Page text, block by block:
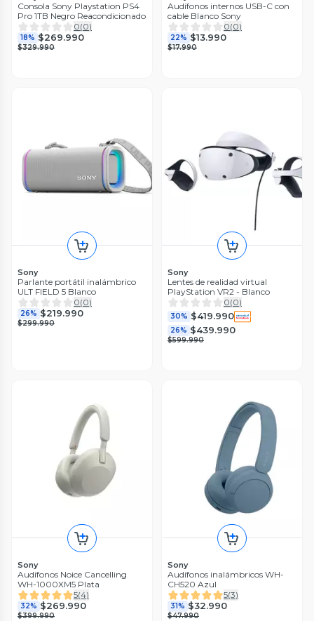
Consola Sony Playstation PS4
Pro 1TB Negro Reacondicionado
0(0)
18% $269.990
$329.990
Audífonos internos USB-C con
cable Blanco Sony
0(0)
22% $13.990
$17.990
Sony
Parlante portátil inalámbrico
ULT FIELD 5 Blanco
0(0)
26% $219.990
$299.990
Sony
Lentes de realidad virtual
PlayStation VR2 - Blanco
0(0)
30% $419.990
26% $439.990
$599.990
Sony
Audífonos Noice Cancelling
WH-1000XM5 Plata
5(4)
32% $269.990
$399.990
Sony
Audífonos inalámbricos WH-
CH520 Azul
5(3)
31% $32.990
$47.990